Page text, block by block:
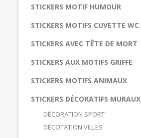
STICKERS MOTIF HUMOUR
STICKERS MOTIFS CUVETTE WC
STICKERS AVEC TÊTE DE MORT
STICKERS AUX MOTIFS GRIFFE
STICKERS MOTIFS ANIMAUX
STICKERS DÉCORATIFS MURAUX
DÉCORATION SPORT
DÉCOTATION VILLES